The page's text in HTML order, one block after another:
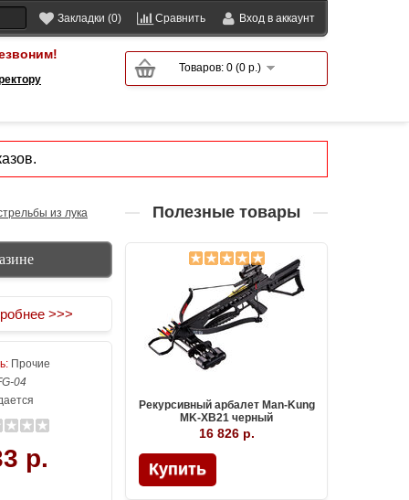
Закладки (0) Сравнить Вход в аккаунт
Товаров: 0 (0 р.)
Полезные товары
Рекурсивный арбалет Man-Kung
MK-XB21 черный
16 826 р.
Купить
из лука
>>>
Прочие
04
р.